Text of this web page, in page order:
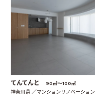
てんてんと 90㎡〜100㎡
神奈川県 ／マンションリノベーション